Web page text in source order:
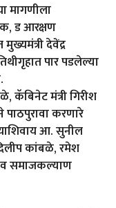
मागणीला
क, ड आरक्षण
देवेंद्र
पार पडलेल्या
कॅबिनेट मंत्री गिरीश
करणारे
आ. सुनील
कांबळे, रमेश
समाजकल्याण